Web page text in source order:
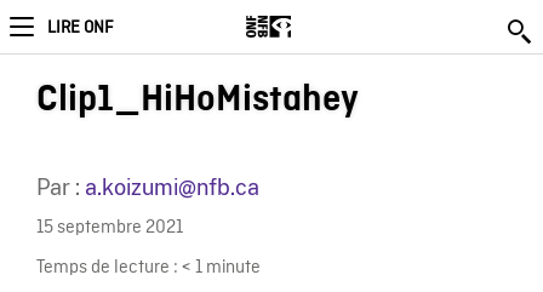
LIRE ONF
Clip1_HiHoMistahey
Par : a.koizumi@nfb.ca
15 septembre 2021
Temps de lecture : < 1 minute